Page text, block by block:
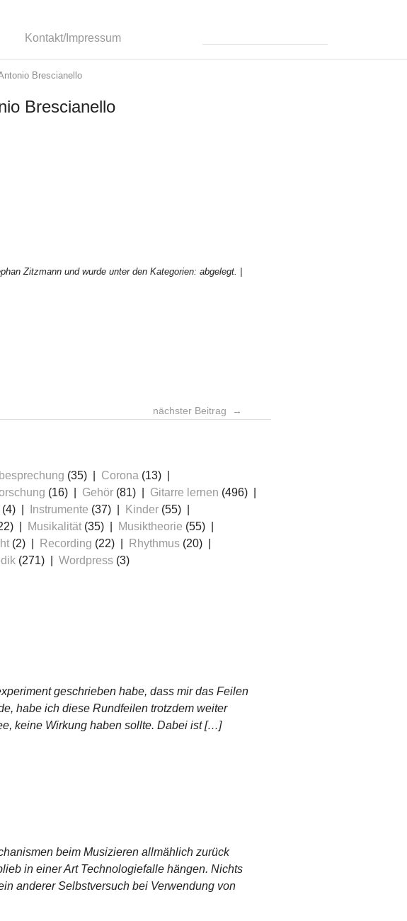
Kontakt/Impressum
Brescianello
Brescianello
Zitzmann und wurde unter den Kategorien: abgelegt.
nächster Beitrag
(35) Corona (13)
(16) Gehör (81) Gitarre lernen (496)
(4) Instrumente (37) Kinder (55)
Musikalität (35) Musiktheorie (55)
(2) Recording (22) Rhythmus (20)
(271) Wordpress (3)
geschrieben habe, dass mir das Feilen
habe ich diese Rundfeilen trotzdem weiter
keine Wirkung haben sollte. Dabei ist […]
beim Musizieren allmählich zurück
in einer Art Technologiefalle hängen. Nichts
anderer Selbstversuch bei Verwendung von